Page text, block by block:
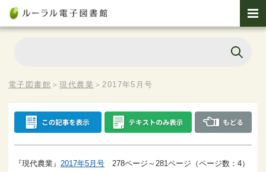
電子図書館 ＞現代農業 ＞2017年5月号
『現代農業』 2017年5月号 278ページ～281ページ（ページ数：4）